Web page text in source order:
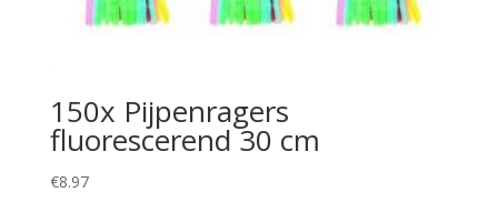
150x Pijpenragers
fluorescerend 30 cm
€8.97